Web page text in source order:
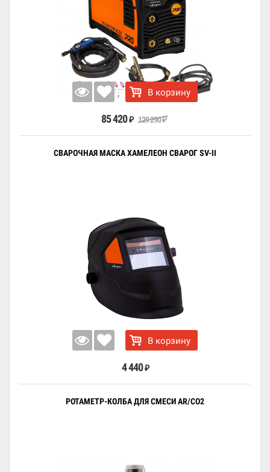
В корзину
85 420 ₽ 129 290₽
СВАРОЧНАЯ МАСКА ХАМЕЛЕОН СВАРОГ SV-II
В корзину
4 440 ₽
РОТАМЕТР-КОЛБА ДЛЯ СМЕСИ AR/СО2